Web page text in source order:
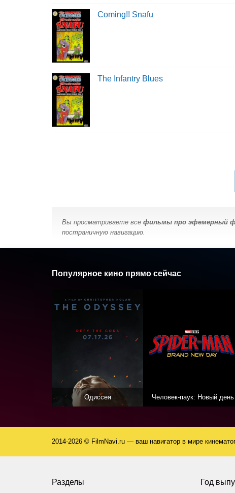
Coming!! Snafu
The Infantry Blues
Вы просматриваете все фильмы про эфемерный
постраничную навигацию.
Популярное кино прямо сейчас
Одиссея Человек-паук: Новый день
2014-2026 © FilmNavi.ru — ваш навигатор в мире
Разделы Год